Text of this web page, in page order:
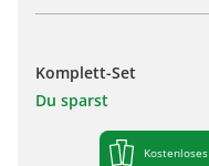
Komplett-Set
Du sparst
Kostenloses